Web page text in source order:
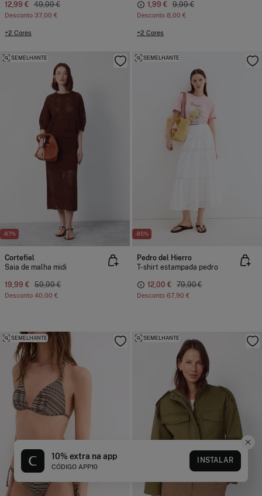
12,99 € 49,99 €
Desconto 37,00 €
+2 Cores
1,99 € 9,99 €
Desconto 8,00 €
+2 Cores
-67%
SEMELHANTE
Cortefiel
Saia de malha midi
19,99 € 59,99 €
Desconto 40,00 €
-85%
SEMELHANTE
Pedro del Hierro
T-shirt estampada pedro
12,00 € 79,90 €
Desconto 67,90 €
SEMELHANTE SEMELHANTE
10% extra na app
CÓDIGO APP10
INSTALAR